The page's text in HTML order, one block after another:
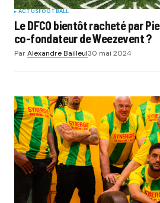
ACTUSFOOTBALL
Le DFCO bientôt racheté par
co-fondateur de Weezevent ?
ParAlexandre Bailleul30 mai 2024